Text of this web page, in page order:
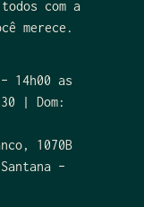
com a
merece.
14h00 as
| Dom:
1070B
–